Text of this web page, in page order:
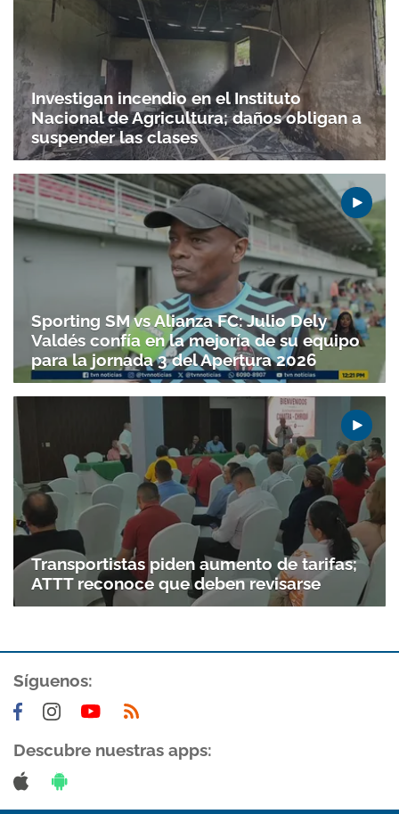
Investigan incendio en el Instituto
Nacional de Agricultura; daños obligan a
suspender las clases
Sporting SM vs Alianza FC: Julio Dely
Valdés confía en la mejoría de su equipo
para la jornada 3 del Apertura 2026
Transportistas piden aumento de tarifas;
ATTT reconoce que deben revisarse
Síguenos:
Descubre nuestras apps: